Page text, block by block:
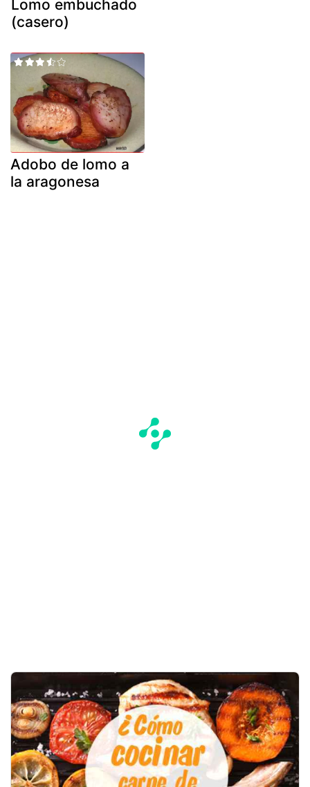
Lomo embuchado
(casero)
Adobo de lomo a
la aragonesa